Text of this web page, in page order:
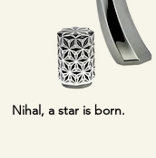
Nihal, a star is born.